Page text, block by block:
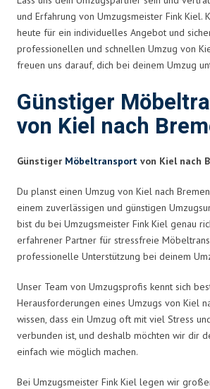
und Erfahrung von Umzugsmeister Fink Kiel.
heute für ein individuelles Angebot und
professionellen und schnellen Umzug von
freuen uns darauf, dich bei deinem Umzug
Günstiger
von Kiel nach
Günstiger Möbeltransport von Kiel nach
Du planst einen Umzug von Kiel nach
einem zuverlässigen und günstigen
bist du bei Umzugsmeister Fink Kiel genau
erfahrener Partner für stressfreie
professionelle Unterstützung bei deinem
Unser Team von Umzugsprofis kennt sich
Herausforderungen eines Umzugs von Kiel
wissen, dass ein Umzug oft mit viel Stress
verbunden ist, und deshalb möchten wir dir
einfach wie möglich machen.
Bei Umzugsmeister Fink Kiel legen wir